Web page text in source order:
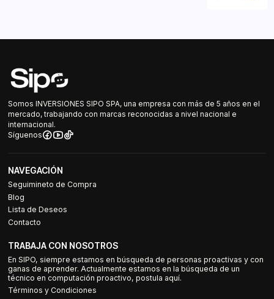
Somos INVERSIONES SIPO SPA, una empresa con más de 5 años en el
mercado, trabajando con marcas reconocidas a nivel nacional e
internacional.
Síguenos
NAVEGACIÓN
Seguimineto de Compra
Blog
Lista de Deseos
Contacto
TRABAJA CON NOSOTROS
En SIPO, siempre estamos en búsqueda de personas proactivas y con
ganas de aprender. Actualmente estamos en la búsqueda de un
técnico en computación proactivo, postula aquí.
Términos y Condiciones